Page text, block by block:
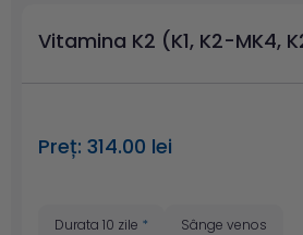
Vitamina K2 (K1, K2-MK4,
Preț: 314.00 lei
Durata 10 zile * Sânge venos